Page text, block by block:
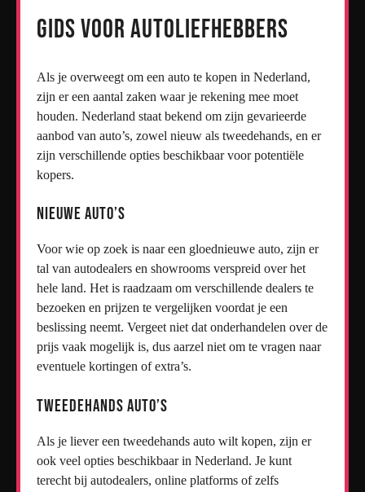
Gids voor Autoliefhebbers
Als je overweegt om een auto te kopen in Nederland,
zijn er een aantal zaken waar je rekening mee moet
houden. Nederland staat bekend om zijn gevarieerde
aanbod van auto’s, zowel nieuw als tweedehands, en er
zijn verschillende opties beschikbaar voor potentiële
kopers.
Nieuwe Auto’s
Voor wie op zoek is naar een gloednieuwe auto, zijn er
tal van autodealers en showrooms verspreid over het
hele land. Het is raadzaam om verschillende dealers te
bezoeken en prijzen te vergelijken voordat je een
beslissing neemt. Vergeet niet dat onderhandelen over de
prijs vaak mogelijk is, dus aarzel niet om te vragen naar
eventuele kortingen of extra’s.
Tweedehands Auto’s
Als je liever een tweedehands auto wilt kopen, zijn er
ook veel opties beschikbaar in Nederland. Je kunt
terecht bij autodealers, online platforms of zelfs